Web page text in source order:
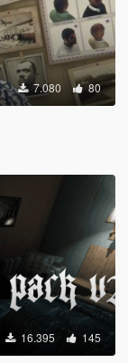
7.080 80
16.395 145